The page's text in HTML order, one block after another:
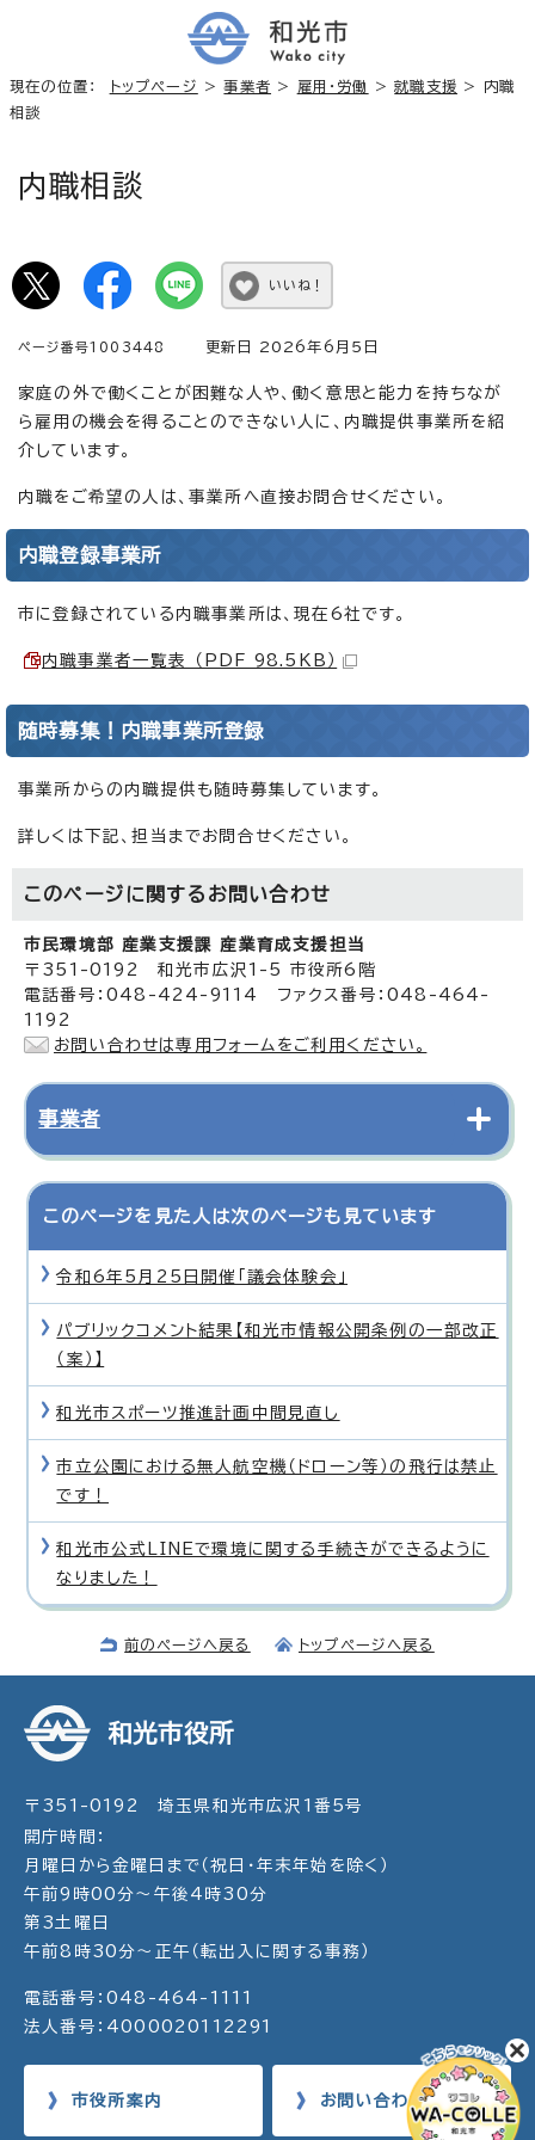
現在の位置： トップページ >事業者 > 雇用・労働 >就職支援 > 内職
相談
内職相談
いいね！
ページ番号1003448 更新日 2026年6月5日
家庭の外で働くことが困難な人や、働く意思と能力を持ちなが
ら雇用の機会を得ることのできない人に、内職提供事業所を紹
介しています。
内職をご希望の人は、事業所へ直接お問合せください。
内職登録事業所
市に登録されている内職事業所は、現在6社です。
内職事業者一覧表 （PDF 98.5KB）
随時募集！内職事業所登録
事業所からの内職提供も随時募集しています。
詳しくは下記、担当までお問合せください。
このページに関する お問い合わせ
市民環境部 産業支援課 産業育成支援担当
〒351-0192 和光市広沢1-5 市役所6階
電話番号：048-424-9114 ファクス番号：048-464-
1192
お問い合わせは専用フォームをご利用ください。
事業者
このページを見た人は次のページも見ています
令和6年5月25日開催「議会体験会」
パブリックコメント結果【和光市情報公開条例の一部改正
（案）】
和光市スポーツ推進計画中間見直し
市立公園における無人航空機（ドローン等）の飛行は禁止
です！
和光市公式LINEで環境に関する手続きができるように
なりました！
前のページへ戻る トップページへ戻る
和光市役所
〒351-0192 埼玉県和光市広沢1番5号
開庁時間：
月曜日から金曜日まで（祝日・年末年始を除く）
午前9時00分～午後4時30分
第3土曜日
午前8時30分～正午（転出入に関する事務）
電話番号：048-464-1111
法人番号：4000020112291
市役所案内 お問い合わせ